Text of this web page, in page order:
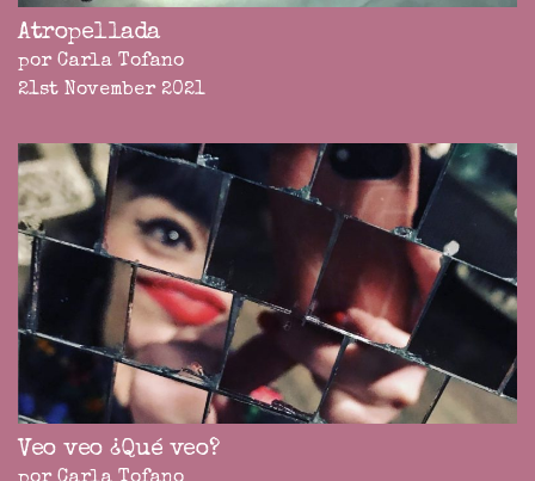
Atropellada
por Carla Tofano
21st November 2021
Veo veo ¿Qué veo?